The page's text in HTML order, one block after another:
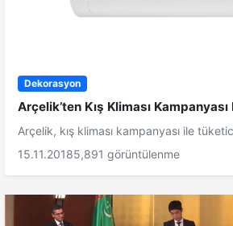
Dekorasyon
Arçelik’ten Kış Kliması Kampanyası
Arçelik, kış kliması kampanyası ile
15.11.20185,891 görüntülenme